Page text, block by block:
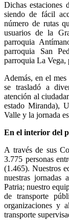
Dichas estaciones
siendo de fácil
número de rutas
usuarios de la
parroquia
parroquia San
parroquia La Vega,
Además, en el
se trasladó a
atención al
estado Miranda),
Valle y la jornada
En el interior del
A través de sus
3.775 personas
(1.465). Nuestros
nuestras jornadas
Patria; nuestro
de transporte
organizaciones y
transporte